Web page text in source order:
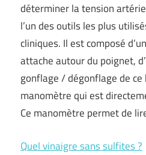
déterminer la tension
l’un des outils les plus
cliniques. Il est composé
attache autour du poignet,
gonflage / dégonflage de ce
manomètre qui est
Ce manomètre permet de
Quel vinaigre sans sulfites ?